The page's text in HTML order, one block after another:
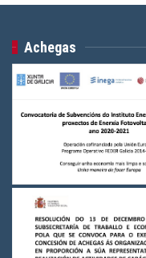
Achegas